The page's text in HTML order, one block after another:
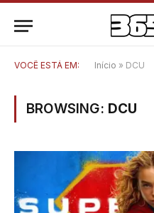
VOCÊ ESTÁ EM: Início » DCU
BROWSING: DCU